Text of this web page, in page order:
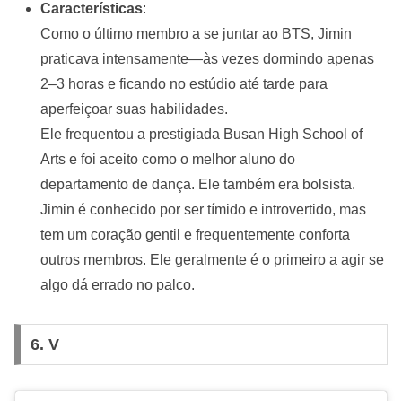
Características:
Como o último membro a se juntar ao BTS, Jimin
praticava intensamente—às vezes dormindo apenas
2–3 horas e ficando no estúdio até tarde para
aperfeiçoar suas habilidades.
Ele frequentou a prestigiada Busan High School of
Arts e foi aceito como o melhor aluno do
departamento de dança. Ele também era bolsista.
Jimin é conhecido por ser tímido e introvertido, mas
tem um coração gentil e frequentemente conforta
outros membros. Ele geralmente é o primeiro a agir se
algo dá errado no palco.
6. V